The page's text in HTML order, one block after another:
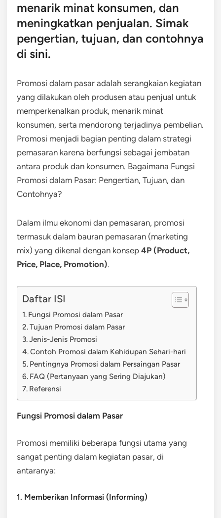
menarik minat konsumen, dan
meningkatkan penjualan. Simak
pengertian, tujuan, dan contohnya
di sini.
Promosi dalam pasar adalah serangkaian kegiatan
yang dilakukan oleh produsen atau penjual untuk
memperkenalkan produk, menarik minat
konsumen, serta mendorong terjadinya pembelian.
Promosi menjadi bagian penting dalam strategi
pemasaran karena berfungsi sebagai jembatan
antara produk dan konsumen. Bagaimana Fungsi
Promosi dalam Pasar: Pengertian, Tujuan, dan
Contohnya?
Dalam ilmu ekonomi dan pemasaran, promosi
termasuk dalam bauran pemasaran (marketing
mix) yang dikenal dengan konsep 4P (Product,
Price, Place, Promotion).
Daftar ISI
Fungsi Promosi dalam Pasar
Tujuan Promosi dalam Pasar
Jenis-Jenis Promosi
Contoh Promosi dalam Kehidupan Sehari-hari
Pentingnya Promosi dalam Persaingan Pasar
FAQ (Pertanyaan yang Sering Diajukan)
Referensi
Fungsi Promosi dalam Pasar
Promosi memiliki beberapa fungsi utama yang
sangat penting dalam kegiatan pasar, di
antaranya:
1. Memberikan Informasi (Informing)